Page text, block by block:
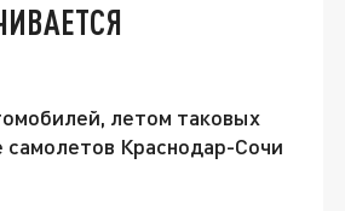
летом таковых
Краснодар-Сочи